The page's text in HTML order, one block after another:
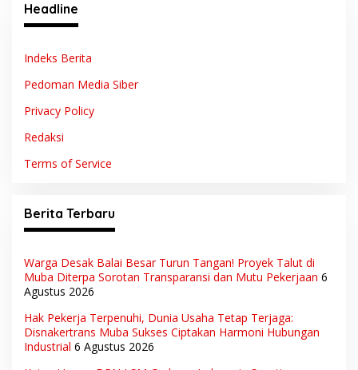
Headline
Indeks Berita
Pedoman Media Siber
Privacy Policy
Redaksi
Terms of Service
Berita Terbaru
Warga Desak Balai Besar Turun Tangan! Proyek Talut di
Muba Diterpa Sorotan Transparansi dan Mutu Pekerjaan 6
Agustus 2026
Hak Pekerja Terpenuhi, Dunia Usaha Tetap Terjaga:
Disnakertrans Muba Sukses Ciptakan Harmoni Hubungan
Industrial 6 Agustus 2026